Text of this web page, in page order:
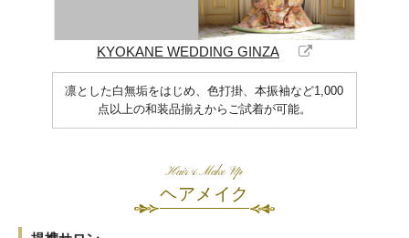
KYOKANE WEDDING GINZA
凛とした白無垢をはじめ、色打掛、本振袖など1,000
点以上の和装品揃えからご試着が可能。
Hair&Make Up
ヘアメイク